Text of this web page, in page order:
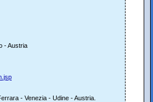
- Austria
- Venezia - Udine - Austria.